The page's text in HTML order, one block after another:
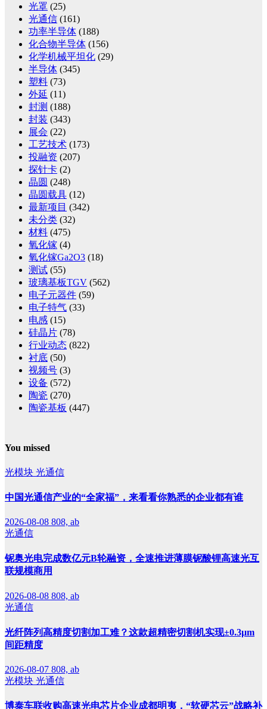
光罩 (25)
光通信 (161)
功率半导体 (188)
化合物半导体 (156)
化学机械平坦化 (29)
半导体 (345)
塑料 (73)
外延 (11)
封测 (188)
封装 (343)
展会 (22)
工艺技术 (173)
投融资 (207)
探针卡 (2)
晶圆 (248)
晶圆载具 (12)
最新项目 (342)
未分类 (32)
材料 (475)
氧化镓 (4)
氧化镓Ga2O3 (18)
测试 (55)
玻璃基板TGV (562)
电子元器件 (59)
电子特气 (33)
电感 (15)
硅晶片 (78)
行业动态 (822)
衬底 (50)
视频号 (3)
设备 (572)
陶瓷 (270)
陶瓷基板 (447)
You missed
光模块 光通信
中国光通信产业的“全家福”，来看看你熟悉的企业都有谁
2026-08-08 808, ab
光通信
铌奥光电完成数亿元B轮融资，全速推进薄膜铌酸锂高速光互
联规模商用
2026-08-08 808, ab
光通信
光纤阵列高精度切割加工难？这款超精密切割机实现±0.3μm
间距精度
2026-08-07 808, ab
光模块 光通信
博泰车联收购高速光电芯片企业成都明夷，“软硬芯云”战略补